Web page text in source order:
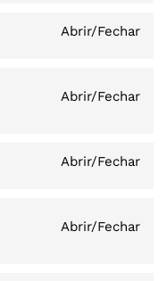
Abrir/Fechar
Abrir/Fechar
Abrir/Fechar
Abrir/Fechar